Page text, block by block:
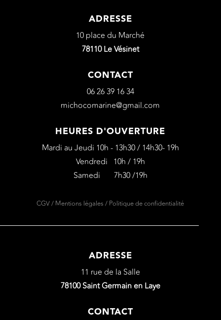
ADRESSE
10 place du Marché
78110 Le Vésinet
CONTACT
06 26 39 16 34
michocomarine@gmail.com
HEURES D'OUVERTURE
Mardi au Jeudi 10h - 13h30 / 14h30- 19h
Vendredi 10h / 19h
Samedi 7h30 /19h
CGV/ Mentions légales / Politique de confidentialité
ADRESSE
11 rue de la Salle
78100 Saint Germain en Laye
CONTACT